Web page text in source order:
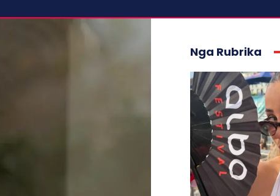
Nga Rubrika